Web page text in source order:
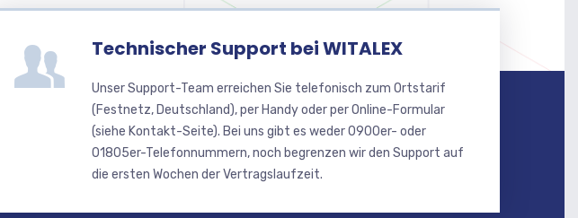
Technischer Support bei WITALEX
Unser Support-Team erreichen Sie telefonisch zum Ortstarif
(Festnetz, Deutschland), per Handy oder per Online-Formular
(siehe Kontakt-Seite). Bei uns gibt es weder 0900er- oder
01805er-Telefonnummern, noch begrenzen wir den Support auf
die ersten Wochen der Vertragslaufzeit.